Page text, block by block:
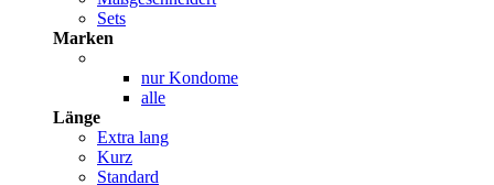
Sets
Marken
nur Kondome
alle
Länge
Extra lang
Kurz
Standard